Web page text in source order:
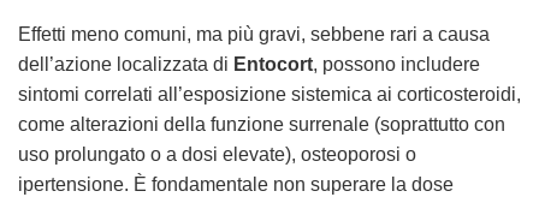
Effetti meno comuni, ma più gravi, sebbene rari a causa
dell’azione localizzata di Entocort, possono includere
sintomi correlati all’esposizione sistemica ai corticosteroidi,
come alterazioni della funzione surrenale (soprattutto con
uso prolungato o a dosi elevate), osteoporosi o
ipertensione. È fondamentale non superare la dose